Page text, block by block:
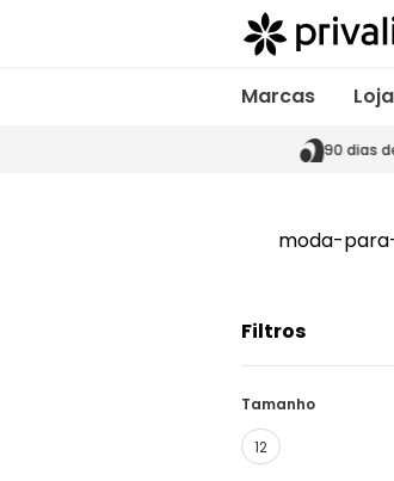
Marcas
90 dias
moda-
Filtros
Tamanho
12